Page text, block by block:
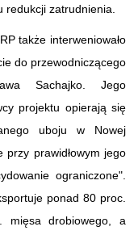
redukcji zatrudnienia.
także interweniowało
do przewodniczącego
Sachajko. Jego
projektu opierają się
uboju w Nowej
przy prawidłowym jego
ograniczone".
ponad 80 proc.
mięsa drobiowego, a